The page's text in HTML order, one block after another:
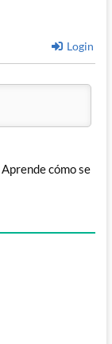
Login
Aprende cómo se